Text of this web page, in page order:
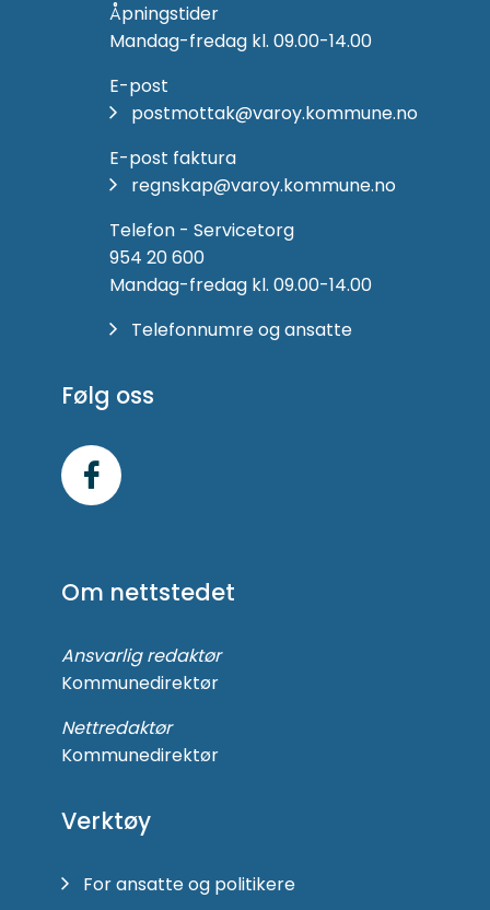
Åpningstider
Mandag-fredag kl. 09.00-14.00
E-post
postmottak@varoy.kommune.no
E-post faktura
regnskap@varoy.kommune.no
Telefon - Servicetorg
954 20 600
Mandag-fredag kl. 09.00-14.00
Telefonnumre og ansatte
Følg oss
Facebook
Om nettstedet
Ansvarlig redaktør
Kommunedirektør
Nettredaktør
Kommunedirektør
Verktøy
For ansatte og politikere